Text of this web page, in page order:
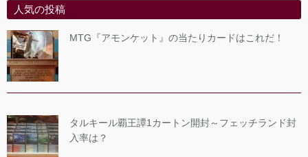
人気の投稿
MTG『アモンケット』の当たりカードはこれだ！
タルキール覇王譚1カートン開封～フェッチランド封
入率は？